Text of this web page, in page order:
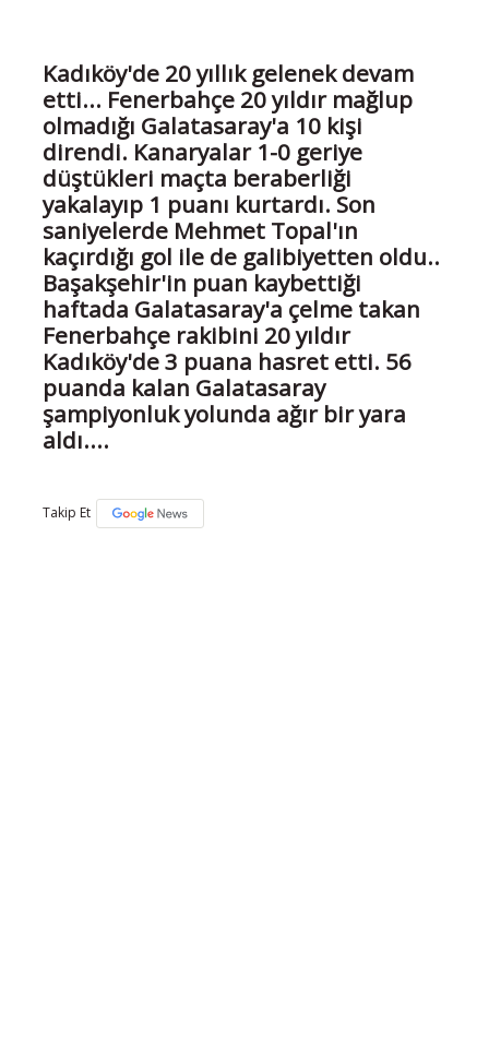
Kadıköy'de 20 yıllık gelenek devam
etti... Fenerbahçe 20 yıldır mağlup
olmadığı Galatasaray'a 10 kişi
direndi. Kanaryalar 1-0 geriye
düştükleri maçta beraberliği
yakalayıp 1 puanı kurtardı. Son
saniyelerde Mehmet Topal'ın
kaçırdığı gol ile de galibiyetten oldu..
Başakşehir'in puan kaybettiği
haftada Galatasaray'a çelme takan
Fenerbahçe rakibini 20 yıldır
Kadıköy'de 3 puana hasret etti. 56
puanda kalan Galatasaray
şampiyonluk yolunda ağır bir yara
aldı....
Takip Et